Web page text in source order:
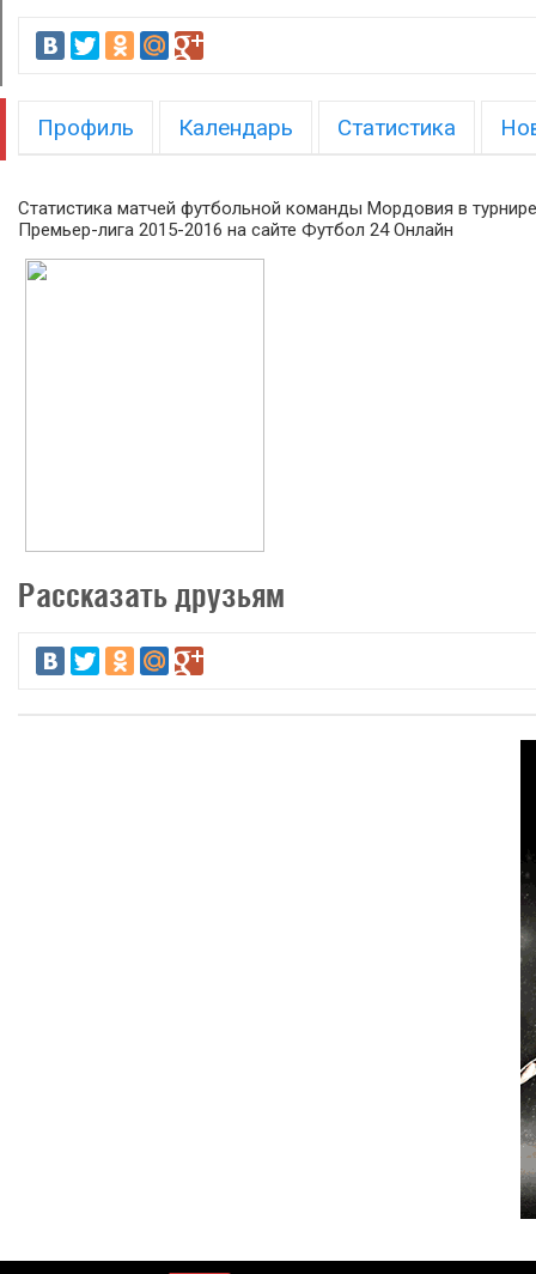
Профиль Календарь Статистика
Статистика матчей футбольной команды Мордовия в
Премьер-лига 2015-2016 на сайте Футбол 24 Онлайн
Рассказать друзьям